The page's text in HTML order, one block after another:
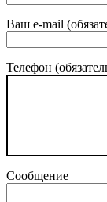
Ваш e-mail
Телефон
Сообщение